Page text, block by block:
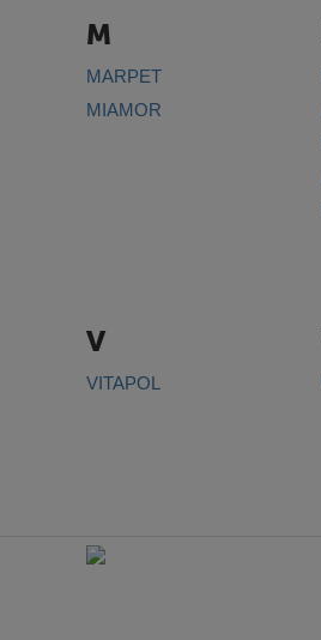
M
MARPET
MIAMOR
V
VITAPOL